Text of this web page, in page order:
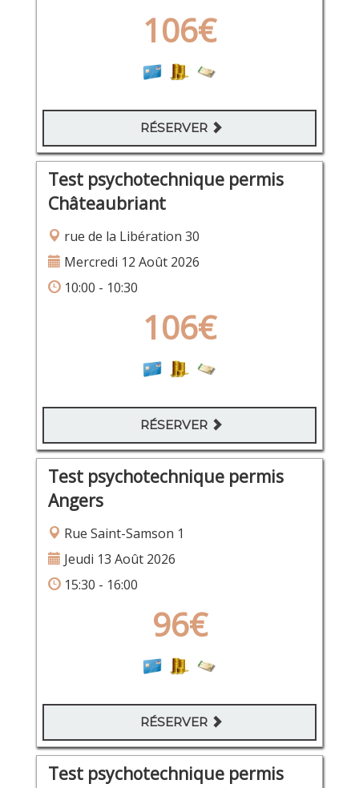
106€
RÉSERVER
Test psychotechnique permis
Châteaubriant
rue de la Libération 30
Mercredi 12 Août 2026
10:00 - 10:30
106€
RÉSERVER
Test psychotechnique permis
Angers
Rue Saint-Samson 1
Jeudi 13 Août 2026
15:30 - 16:00
96€
RÉSERVER
Test psychotechnique permis